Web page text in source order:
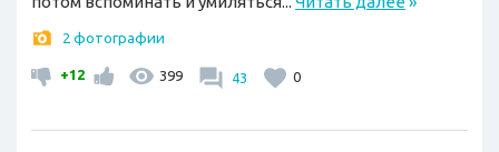
2 фотографии
+12 399 43 0